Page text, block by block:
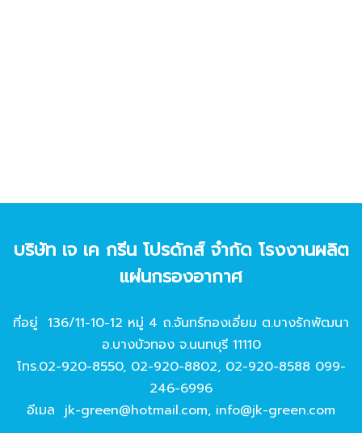
บริษัท เจ เค กรีน โปรดักส์ จํากัด โรงงานผลิต
แผ่นกรองอากาศ
ที่อยู่ 136/11-10-12 หมู่ 4 ถ.จันทร์ทองเอี่ยม ต.บางรักพัฒนา
อ.บางบัวทอง จ.นนทบุรี 11110
โทร.02-920-8550, 02-920-8802, 02-920-8588 099-
246-6996
อีเมล jk-green@hotmail.com, info@jk-green.com